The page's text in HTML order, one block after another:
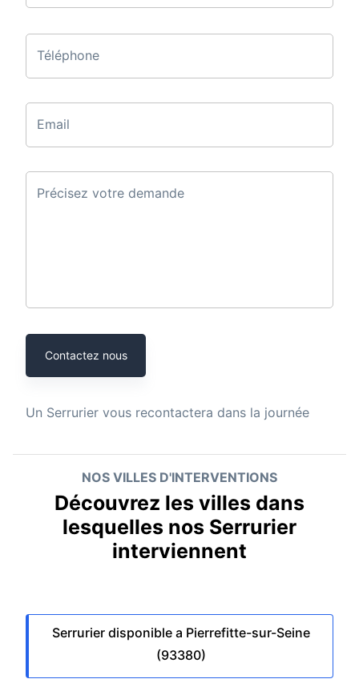
Téléphone
Email
Précisez votre demande
Contactez nous
Un Serrurier vous recontactera dans la journée
NOS VILLES D'INTERVENTIONS
Découvrez les villes dans
lesquelles nos Serrurier
interviennent
Serrurier disponible a Pierrefitte-sur-Seine
(93380)